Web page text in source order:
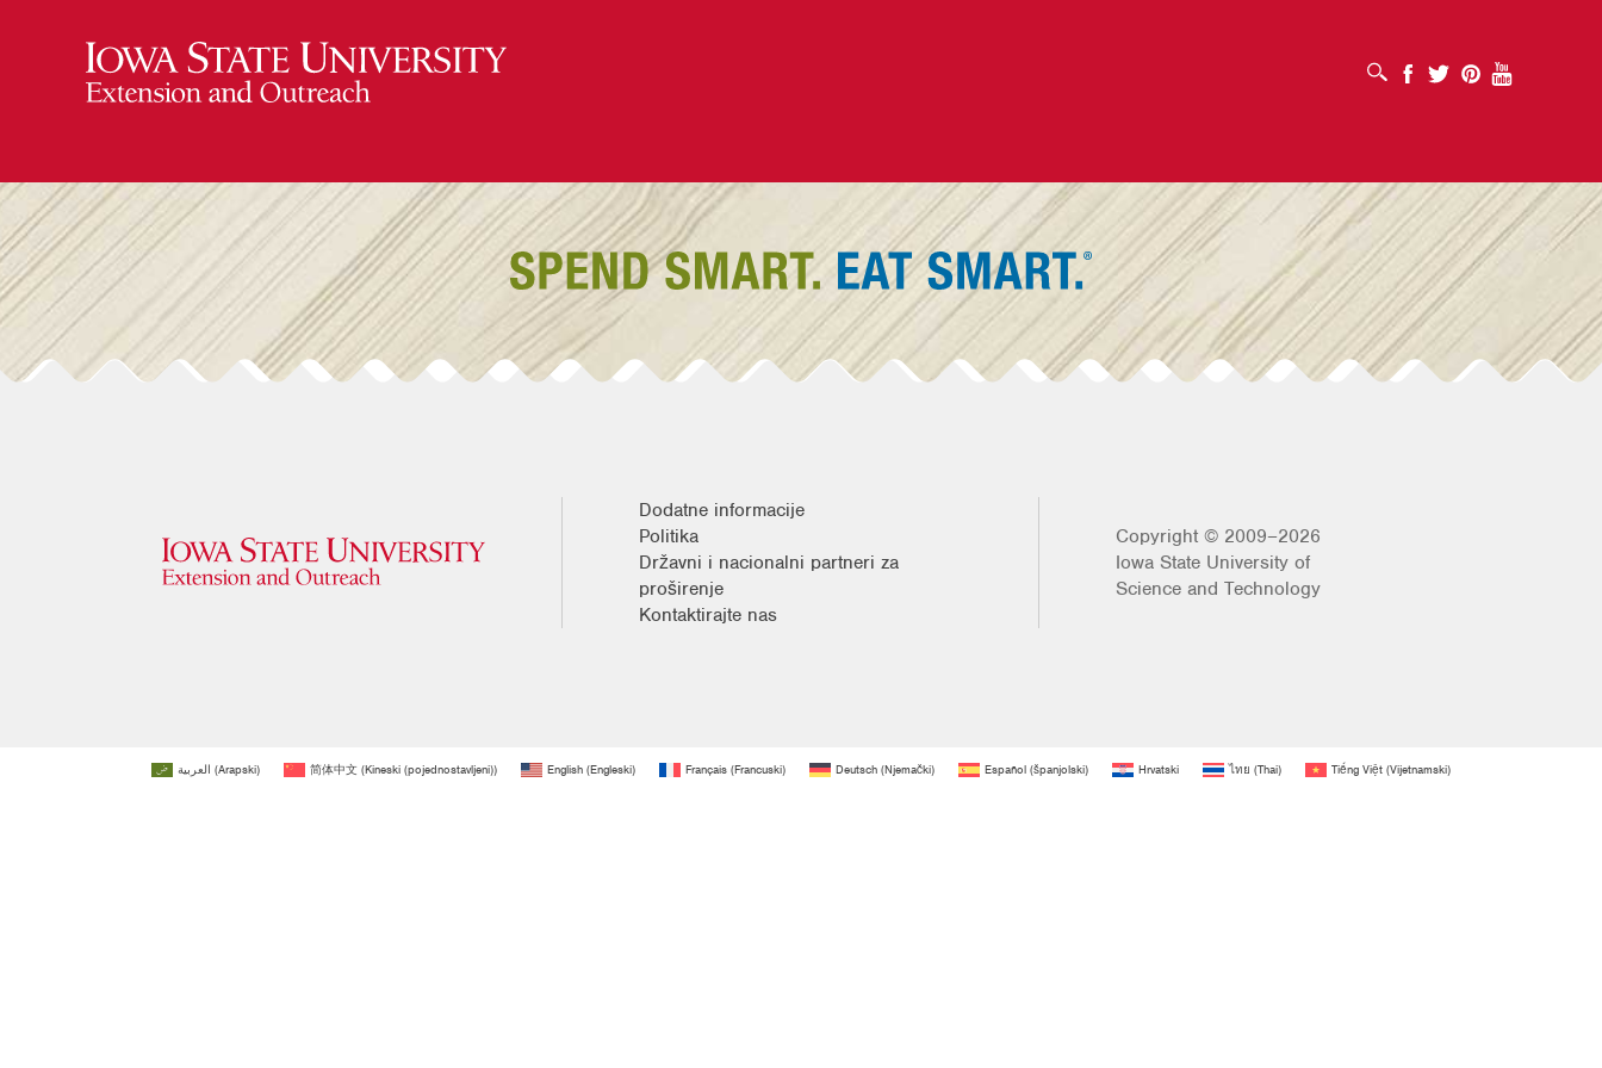
OTVORI OKVIR ZA PRETRAŽIVANJE
Facebook
Twitter PinterestYoutube
Dodatne informacije
Politika
Državni i nacionalni partneri za
proširenje
Kontaktirajte nas
Copyright © 2009–2026
Iowa State University of
Science and Technology
العربية (Arapski) 简体中文 (Kineski (pojednostavljeni)) English (Engleski) Français (Francuski) Deutsch (Njemački) Español (španjolski) Hrvatski ไทย (Thai) Tiếng Việt (Vijetnamski)